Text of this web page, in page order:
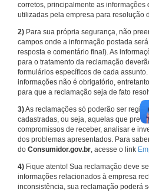
corretos, principalmente as informações
utilizadas pela empresa para resolução
2) Para sua própria segurança, não
campos onde a informação postada
resposta e comentário final). As
para o tratamento da reclamação
formulários específicos de cada
informações não é obrigatório,
para que a reclamação seja de fato
3)As reclamações só poderão ser
cadastradas, ou seja, aquelas que
compromissos de receber, analisar e
dos problemas apresentados. Para
do Consumidor.gov.br, acesse o link
4) Fique atento! Sua reclamação deve
informações relacionados à empresa
inconsistência, sua reclamação poderá